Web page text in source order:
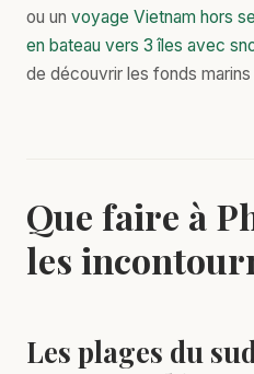
ou un voyage Vietnam hors
en bateau vers 3 îles avec
de découvrir les fonds marins
Que faire à
les
Les plages du